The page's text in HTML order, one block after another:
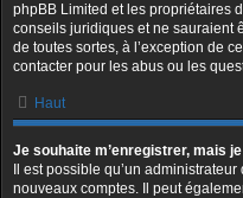
phpBB Limited et les propriétaires
conseils juridiques et ne sauraient
de toutes sortes, à l’exception de
contacter pour les abus ou les
Haut
Je souhaite m’enregistrer, mais
Il est possible qu’un
nouveaux comptes. Il peut